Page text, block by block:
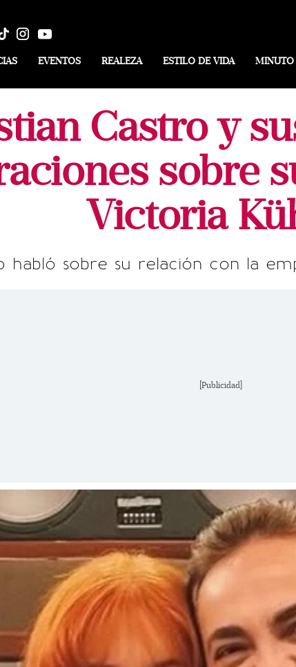
EVENTOS REALEZA ESTILO DE VIDA
Castro y
sobre
Victoria
habló sobre su relación con la
[Publicidad]